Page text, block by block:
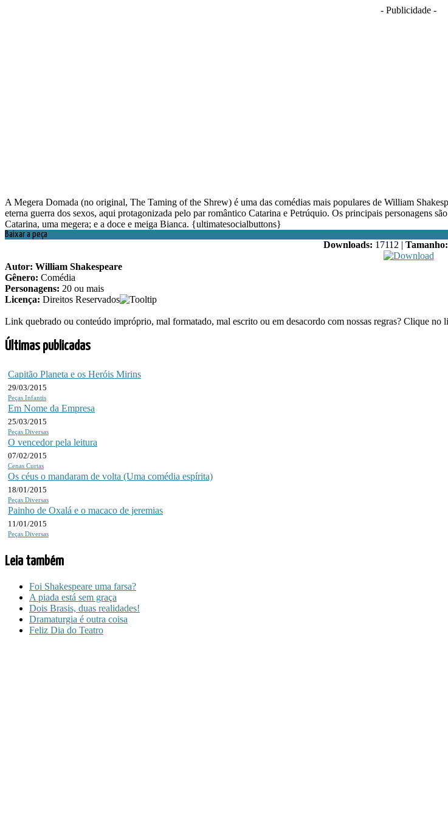
- Publicidade -
A Megera Domada (no original, The Taming of the Shrew) é uma das comédias mais populares de William
eterna guerra dos sexos, aqui protagonizada pelo par romântico Catarina e Petrúquio. Os principais personagens
Catarina, uma megera; e a doce e meiga Bianca. {ultimatesocialbuttons}
Baixar a peça
Downloads: 17112 | Tamanho:
Autor: William Shakespeare
Gênero: Comédia
Personagens: 20 ou mais
Licença: Direitos Reservados
Link quebrado ou conteúdo impróprio, mal formatado, mal escrito ou em desacordo com nossas regras? Clique no
Últimas publicadas
Capitão Planeta e os Heróis Mirins
29/03/2015
Peças Infantis
Em Nome da Empresa
25/03/2015
Peças Diversas
O vencedor pela leitura
07/02/2015
Cenas Curtas
Os céus o mandaram de volta (Uma comédia espírita)
18/01/2015
Peças Diversas
Painho de Oxalá e o macaco de jeremias
11/01/2015
Peças Diversas
Leia também
Foi Shakespeare uma farsa?
A piada está sem graça
Dois Brasis, duas realidades!
Dramaturgia é outra coisa
Feliz Dia do Teatro